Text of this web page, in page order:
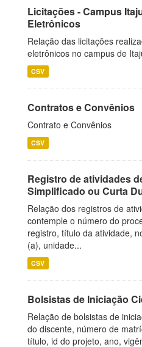
Licitações - Campus
Eletrônicos
Relação das licitações
eletrônicos no campus de
CSV
Contratos e Convênios
Contrato e Convênios
CSV
Registro de atividades
Simplificado ou Curta
Relação dos registros de
contemple o número do
registro, título da atividade,
(a), unidade...
CSV
Bolsistas de Iniciação
Relação de bolsistas de
do discente, número de
título, id do projeto, ano,